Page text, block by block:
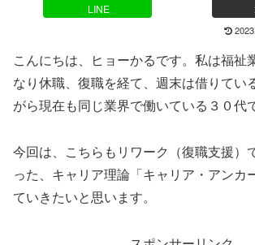
LINE
こんにちは、ヒョーかるです。私は福祉
なり休職、復職を経て、週末は借りてい
がら現在も同じ業界で働いている３０代
今回は、こちらもリワーク（復職支援）
った、キャリア理論「キャリア・アンカ
ていきたいと思います。